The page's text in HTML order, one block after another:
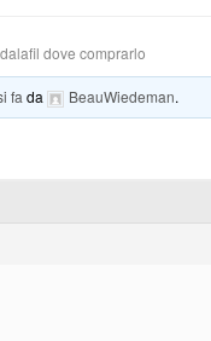
dove comprarlo
fa da BeauWiedeman.